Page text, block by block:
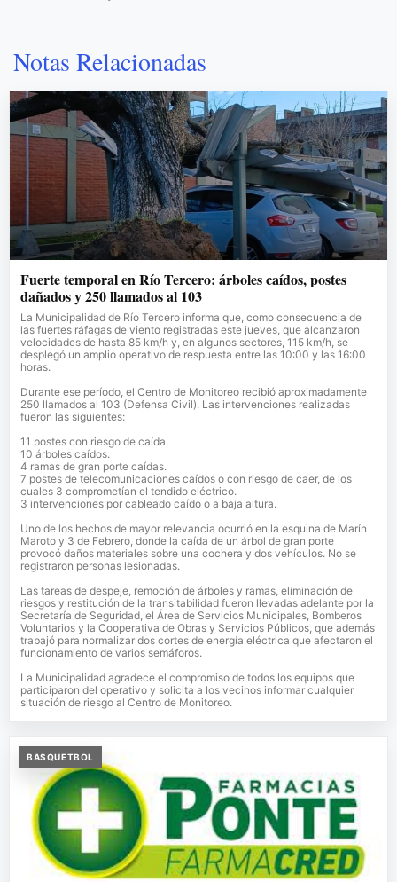
Notas Relacionadas
Fuerte temporal en Río Tercero: árboles caídos, postes
dañados y 250 llamados al 103
La Municipalidad de Río Tercero informa que, como consecuencia de
las fuertes ráfagas de viento registradas este jueves, que alcanzaron
velocidades de hasta 85 km/h y, en algunos sectores, 115 km/h, se
desplegó un amplio operativo de respuesta entre las 10:00 y las 16:00
horas.
Durante ese período, el Centro de Monitoreo recibió aproximadamente
250 llamados al 103 (Defensa Civil). Las intervenciones realizadas
fueron las siguientes:
11 postes con riesgo de caída.
10 árboles caídos.
4 ramas de gran porte caídas.
7 postes de telecomunicaciones caídos o con riesgo de caer, de los
cuales 3 comprometían el tendido eléctrico.
3 intervenciones por cableado caído o a baja altura.
Uno de los hechos de mayor relevancia ocurrió en la esquina de Marín
Maroto y 3 de Febrero, donde la caída de un árbol de gran porte
provocó daños materiales sobre una cochera y dos vehículos. No se
registraron personas lesionadas.
Las tareas de despeje, remoción de árboles y ramas, eliminación de
riesgos y restitución de la transitabilidad fueron llevadas adelante por la
Secretaría de Seguridad, el Área de Servicios Municipales, Bomberos
Voluntarios y la Cooperativa de Obras y Servicios Públicos, que además
trabajó para normalizar dos cortes de energía eléctrica que afectaron el
funcionamiento de varios semáforos.
La Municipalidad agradece el compromiso de todos los equipos que
participaron del operativo y solicita a los vecinos informar cualquier
situación de riesgo al Centro de Monitoreo.
BASQUETBOL